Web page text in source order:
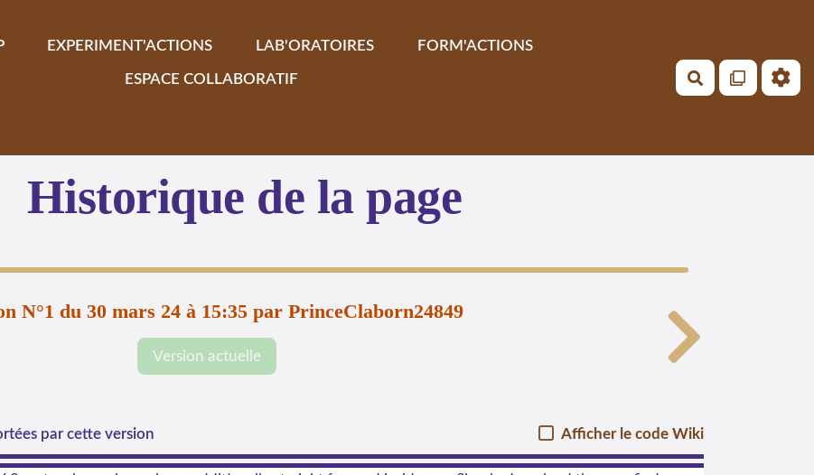
EXPERIMENT'ACTIONS LAB'ORATOIRES FORM'ACTIONS
ESPACE COLLABORATIF Rechercher
Historique de la page
N°1 du 30 mars 24 à 15:35 par PrinceClaborn24849
Version actuelle
par cette version Afficher le code Wiki